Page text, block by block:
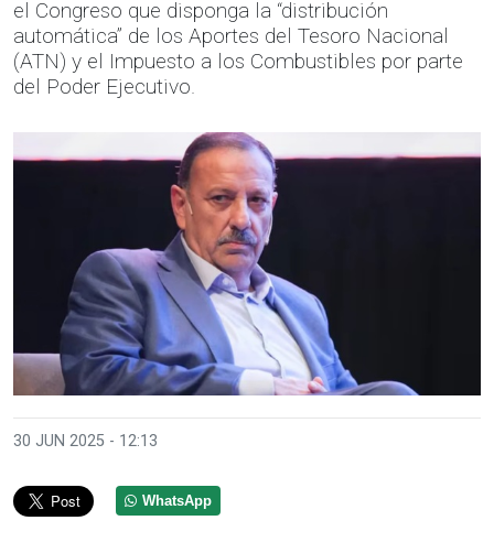
el Congreso que disponga la “distribución
automática” de los Aportes del Tesoro Nacional
(ATN) y el Impuesto a los Combustibles por parte
del Poder Ejecutivo.
30 JUN 2025 - 12:13
WhatsApp